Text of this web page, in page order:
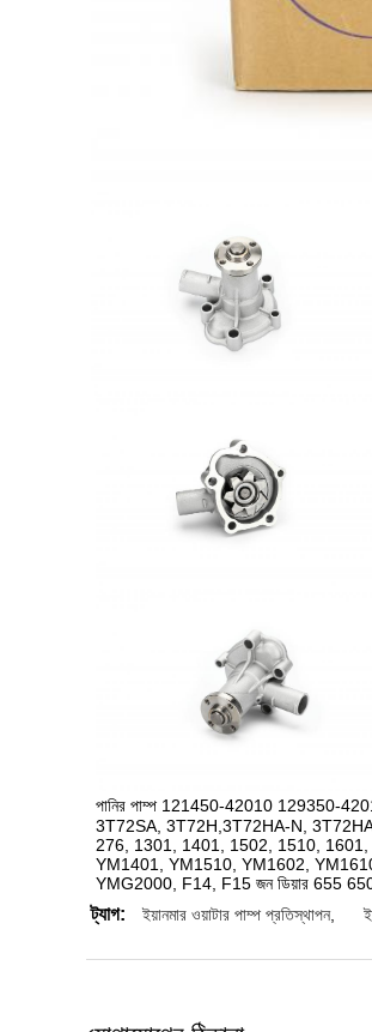
পানির পাম্প 121450-42010 129350-
3T72SA, 3T72H,3T72HA-N,
276, 1301, 1401, 1502, 1510,
YM1401, YM1510, YM1602,
YMG2000, F14, F15 জন ডিয়ার 655 650
ট্যাগ: ইয়ানমার ওয়াটার পাম্প প্রতিস্থাপন,